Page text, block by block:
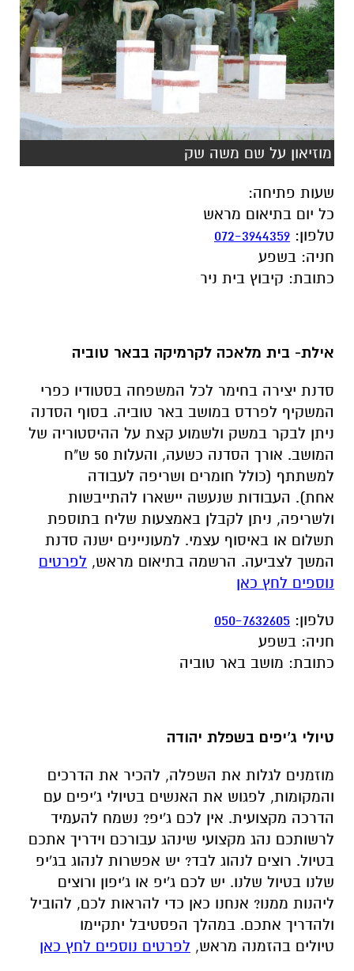
מוזיאון על שם משה שק
שעות פתיחה:
כל יום בתיאום מראש
טלפון:
072-3944359
חניה: בשפע
כתובת: קיבוץ בית ניר
אילת- בית מלאכה לקרמיקה בבאר טוביה
סדנת יצירה בחימר לכל המשפחה בסטודיו כפרי
המשקיף לפרדס במושב באר טוביה. בסוף הסדנה
ניתן לבקר במשק ולשמוע קצת על ההיסטוריה של
המושב. אורך הסדנה כשעה, והעלות 50 ש"ח
למשתתף (כולל חומרים ושריפה לעבודה
אחת). העבודות שנעשה יישארו להתייבשות
ולשריפה, ניתן לקבלן באמצעות שליח בתוספת
תשלום או באיסוף עצמי. למעוניינים ישנה סדנת
המשך לצביעה. הרשמה בתיאום מראש, לפרטים
נוספים לחץ כאן
טלפון:
050-7632605
חניה: בשפע
כתובת: מושב באר טוביה
טיולי ג'יפים בשפלת יהודה
מוזמנים לגלות את השפלה, להכיר את הדרכים
והמקומות, לפגוש את האנשים בטיולי ג'יפים עם
הדרכה מקצועית. אין לכם ג'יפ? נשמח להעמיד
לרשותכם נהג מקצועי שינהג עבורכם וידריך אתכם
בטיול. רוצים לנהוג לבד? יש אפשרות לנהוג בג'יפ
שלנו בטיול שלנו. יש לכם ג'יפ או ג'יפון ורוצים
ליהנות ממנו? אנחנו כאן כדי להראות לכם, להוביל
ולהדריך אתכם. במהלך הפסטיבל יתקיימו
טיולים בהזמנה מראש, לפרטים נוספים לחץ כאן